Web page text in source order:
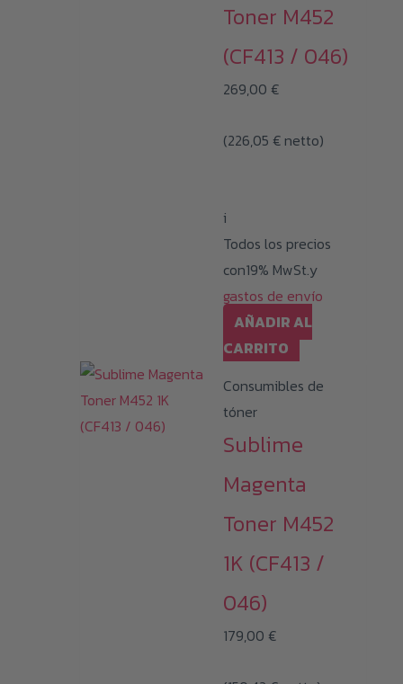
Toner M452
(CF413 / 046)
269,00 €
(226,05 € netto)
i
Todos los precios
con19% MwSt.y
gastos de envío
AÑADIR AL
CARRITO
Consumibles de
tóner
Sublime
Magenta
Toner M452
1K (CF413 /
046)
179,00 €